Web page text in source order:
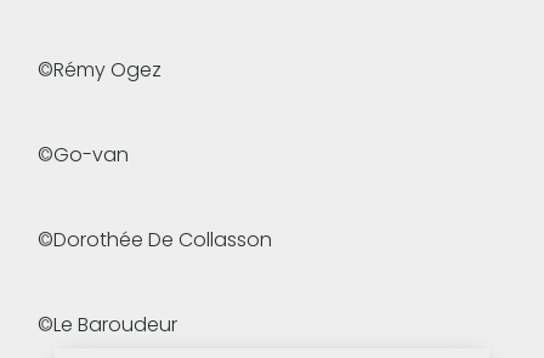
©Rémy Ogez
©Go-van
©Dorothée De Collasson
©Le Baroudeur